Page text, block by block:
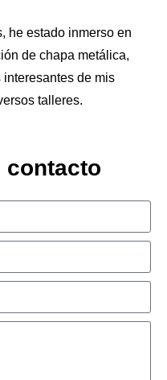
he estado inmerso en
de chapa metálica,
de mis
talleres.
contacto